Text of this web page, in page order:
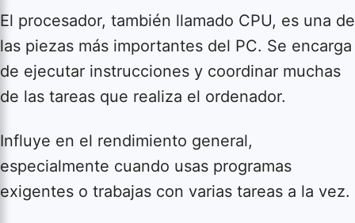
El procesador, también llamado CPU, es una de
las piezas más importantes del PC. Se encarga
de ejecutar instrucciones y coordinar muchas
de las tareas que realiza el ordenador.
Influye en el rendimiento general,
especialmente cuando usas programas
exigentes o trabajas con varias tareas a la vez.